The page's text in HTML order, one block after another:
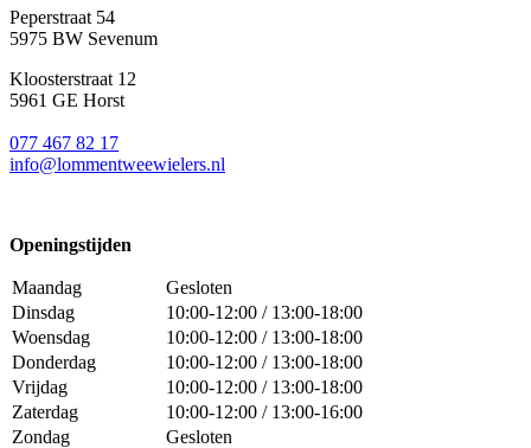
Peperstraat 54
5975 BW Sevenum
Kloosterstraat 12
5961 GE Horst
077 467 82 17
info@lommentweewielers.nl
Openingstijden
Maandag
Gesloten
Dinsdag
10:00-12:00 / 13:00-18:00
Woensdag
10:00-12:00 / 13:00-18:00
Donderdag
10:00-12:00 / 13:00-18:00
Vrijdag
10:00-12:00 / 13:00-18:00
Zaterdag
10:00-12:00 / 13:00-16:00
Zondag
Gesloten